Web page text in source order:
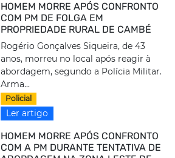
HOMEM MORRE APÓS CONFRONTO
COM PM DE FOLGA EM
PROPRIEDADE RURAL DE CAMBÉ
Rogério Gonçalves Siqueira, de 43
anos, morreu no local após reagir à
abordagem, segundo a Polícia Militar.
Arma...
Policial
Ler artigo
HOMEM MORRE APÓS CONFRONTO
COM A PM DURANTE TENTATIVA DE